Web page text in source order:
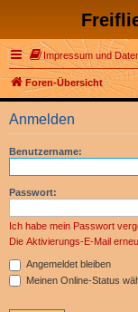
Impressum und
Foren-Übersicht
Anmelden
Benutzername:
Passwort:
Ich habe mein Passwort
Die Aktivierungs-E-Mail
Angemeldet bleiben
Meinen Online-Status